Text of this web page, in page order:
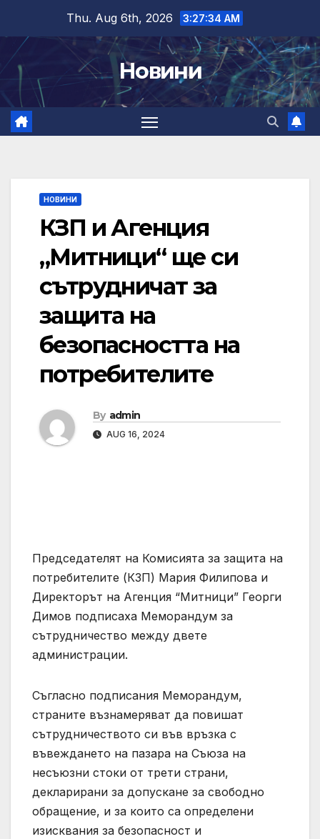
content
Thu. Aug 6th, 2026 3:27:35 AM
Новини
НОВИНИ
КЗП и Агенция
„Митници“ ще си
сътрудничат за
защита на
безопасността на
потребителите
By admin
AUG 16, 2024
Председателят на Комисията за защита на
потребителите (КЗП) Мария Филипова и
Директорът на Агенция “Митници” Георги
Димов подписаха Меморандум за
сътрудничество между двете
администрации.
Съгласно подписания Меморандум,
страните възнамеряват да повишат
сътрудничеството си във връзка с
въвеждането на пазара на Съюза на
несъюзни стоки от трети страни,
декларирани за допускане за свободно
обращение, и за които са определени
изисквания за безопасност и